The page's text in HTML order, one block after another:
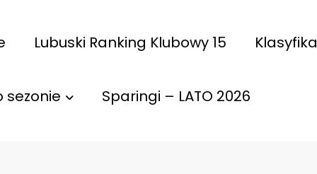
Lubuski Ranking Klubowy 15
sezonie Sparingi – LATO 2026